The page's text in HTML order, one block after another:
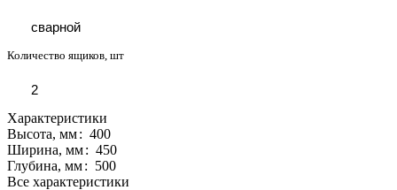
сварной
Количество ящиков, шт
2
Характеристики
Высота, мм: 400
Ширина, мм: 450
Глубина, мм: 500
Все характеристики